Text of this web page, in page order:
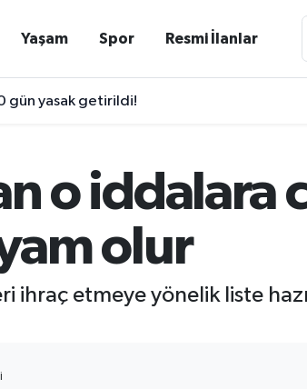
Yaşam Spor Resmi İlanlar
gün yasak getirildi!
o iddalara
olur
ihraç etmeye yönelik liste